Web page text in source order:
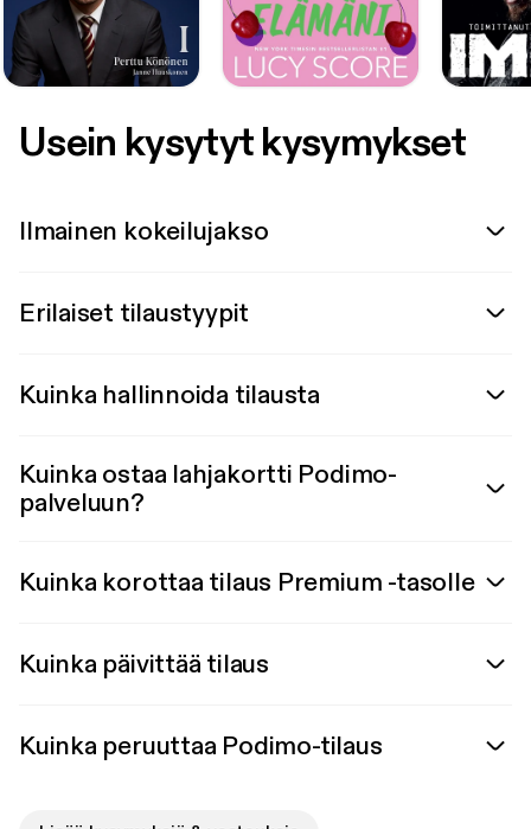
Usein kysytyt kysymykset
Ilmainen kokeilujakso
Erilaiset tilaustyypit
Kuinka hallinnoida tilausta
Kuinka ostaa lahjakortti Podimo-
palveluun?
Kuinka korottaa tilaus Premium -tasolle
Kuinka päivittää tilaus
Kuinka peruuttaa Podimo-tilaus